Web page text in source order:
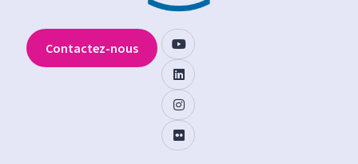
Contactez-nous